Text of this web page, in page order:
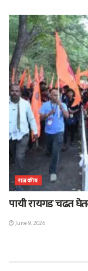
राजकीय
पायी रायगड चढत
June 9, 2026